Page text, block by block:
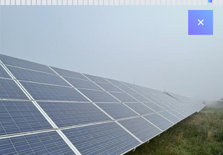
✕
312 00 Plzeň
Sídlo v Praze
Jiráskovo nám. 6 (Tančící dům)
120 00 Praha 2
Kontakt
Email: info@jufa.cz